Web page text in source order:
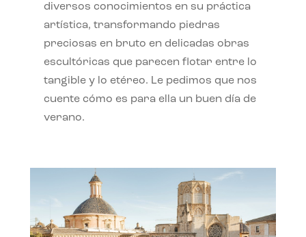
diversos conocimientos en su práctica
artística, transformando piedras
preciosas en bruto en delicadas obras
escultóricas que parecen flotar entre lo
tangible y lo etéreo. Le pedimos que nos
cuente cómo es para ella un buen día de
verano.